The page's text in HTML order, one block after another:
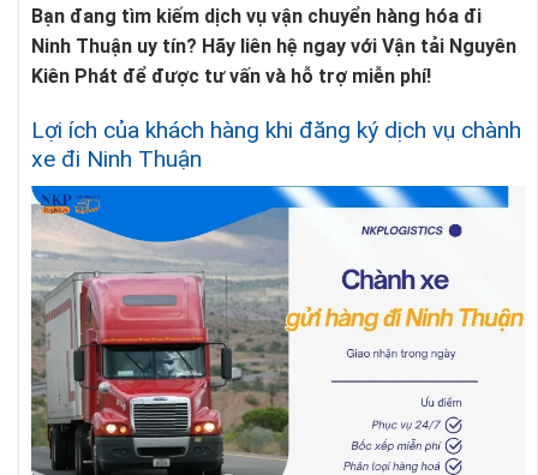
Bạn đang tìm kiếm dịch vụ vận chuyển hàng hóa đi
Ninh Thuận uy tín? Hãy liên hệ ngay với Vận tải Nguyên
Kiên Phát để được tư vấn và hỗ trợ miễn phí!
Lợi ích của khách hàng khi đăng ký dịch vụ chành
xe đi Ninh Thuận